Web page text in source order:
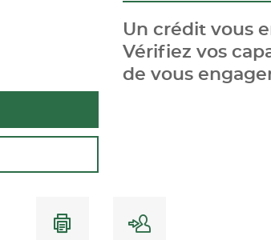
Un crédit vous
Vérifiez vos
de vous